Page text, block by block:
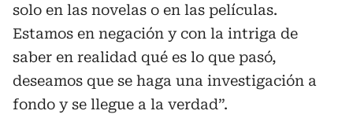
solo en las novelas o en las películas.
Estamos en negación y con la intriga de
saber en realidad qué es lo que pasó,
deseamos que se haga una investigación a
fondo y se llegue a la verdad”.